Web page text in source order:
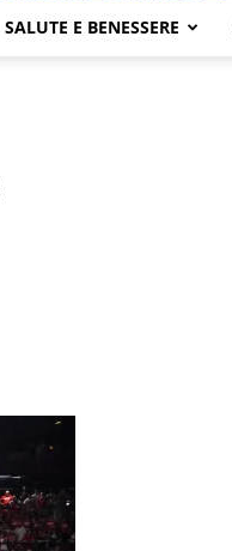
SALUTE E BENESSERE